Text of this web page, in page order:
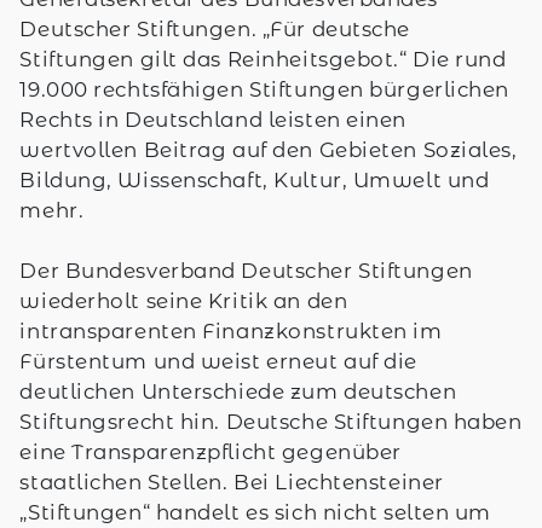
Deutscher Stiftungen. „Für deutsche
Stiftungen gilt das Reinheitsgebot.“ Die rund
19.000 rechtsfähigen Stiftungen bürgerlichen
Rechts in Deutschland leisten einen
wertvollen Beitrag auf den Gebieten Soziales,
Bildung, Wissenschaft, Kultur, Umwelt und
mehr.
Der Bundesverband Deutscher Stiftungen
wiederholt seine Kritik an den
intransparenten Finanzkonstrukten im
Fürstentum und weist erneut auf die
deutlichen Unterschiede zum deutschen
Stiftungsrecht hin. Deutsche Stiftungen haben
eine Transparenzpflicht gegenüber
staatlichen Stellen. Bei Liechtensteiner
„Stiftungen“ handelt es sich nicht selten um